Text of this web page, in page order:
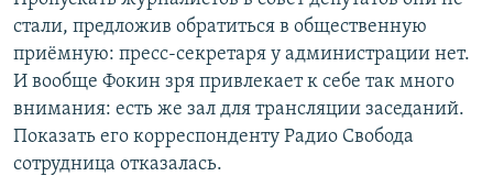
стали, предложив обратиться в общественную
приёмную: пресс-секретаря у администрации нет.
И вообще Фокин зря привлекает к себе так много
внимания: есть же зал для трансляции заседаний.
Показать его корреспонденту Радио Свобода
сотрудница отказалась.